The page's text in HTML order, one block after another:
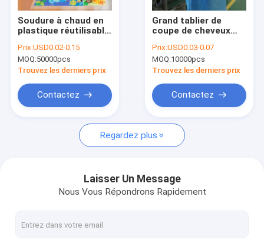
Contrôle de qualité
Nouvelles
Demandez une citation
Poly sachet en plastique
sacs de rebut médicaux
Sacs de glace réutilisables
Soudure à chaud en
plastique réutilisable
nappe pour des
enfants
Prix:USD0.02-0.15
MOQ:50000pcs
Trouvez les derniers prix
Contactez
Grand tablier de
coupe de cheveux
Heal Seal Plastic PE
Smock Tablier
Prix:USD0.03-0.07
MOQ:10000pcs
Trouvez les derniers prix
Contactez
Regardez plus
Laisser Un Message
Nous Vous Répondrons Rapidement